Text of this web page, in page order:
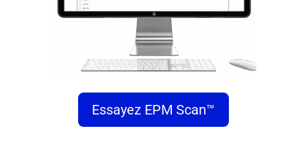
Essayez EPM Scan™